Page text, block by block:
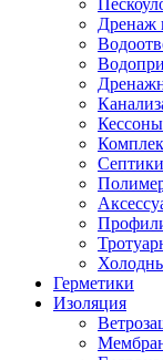
Дренаж
Кессоны
Септики
Герметики
Изоляция